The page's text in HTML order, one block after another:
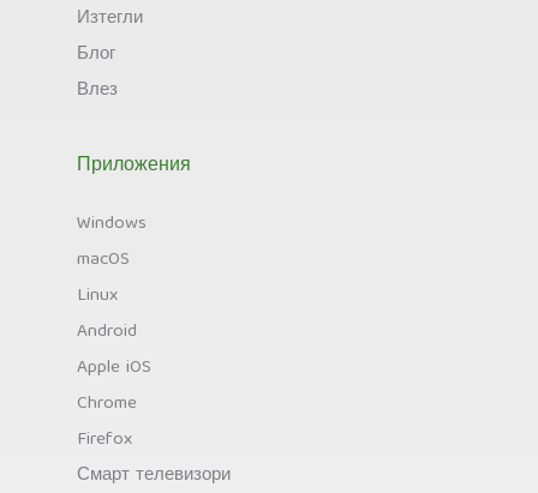
Изтегли
Блог
Влез
Приложения
Windows
macOS
Linux
Android
Apple iOS
Chrome
Firefox
Смарт телевизори